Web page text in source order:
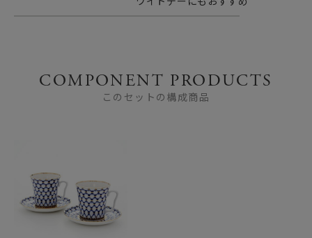
COMPONENT PRODUCTS
このセットの構成商品